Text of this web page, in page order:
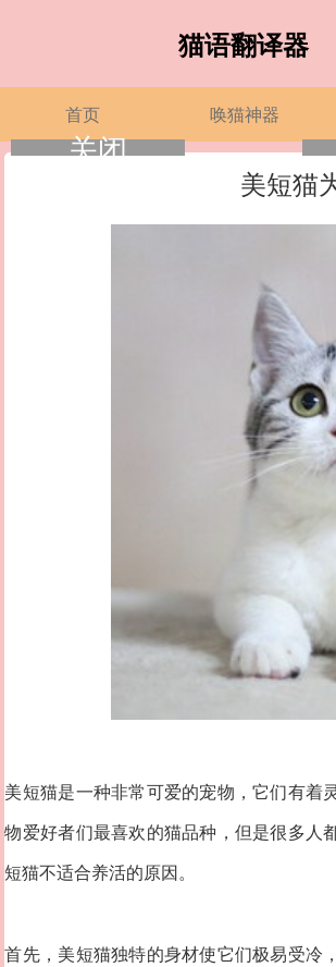
猫语翻译器
首页 唤猫神器
美短猫
美短猫是一种非常可爱的宠物，它们有着
物爱好者们最喜欢的猫品种，但是很多人
短猫不适合养活的原因。
首先，美短猫独特的身材使它们极易受冷
关闭